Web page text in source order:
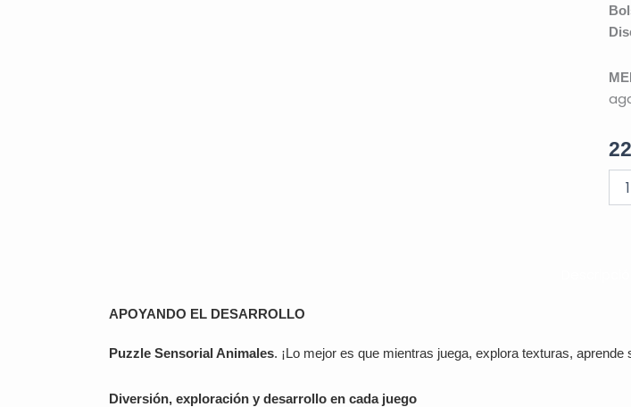
Táctil
APOYANDO EL DESARROLLO
Puzzle Sensorial Animales. ¡Lo mejor es que mientras juega, explora texturas,
Diversión, exploración y desarrollo en cada juego